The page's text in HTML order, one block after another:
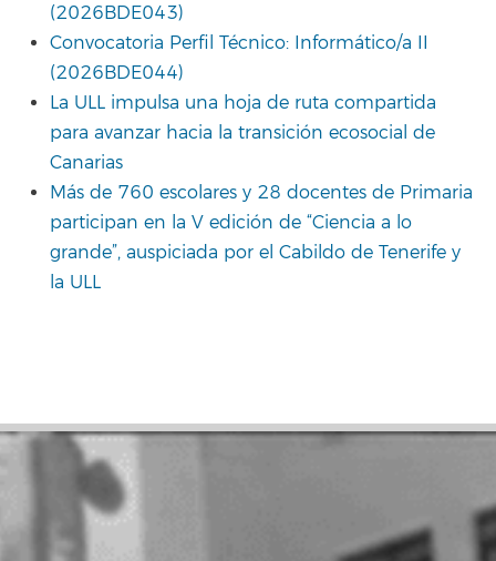
(2026BDE043)
Convocatoria Perfil Técnico: Informático/a II
(2026BDE044)
La ULL impulsa una hoja de ruta compartida
para avanzar hacia la transición ecosocial de
Canarias
Más de 760 escolares y 28 docentes de Primaria
participan en la V edición de “Ciencia a lo
grande”, auspiciada por el Cabildo de Tenerife y
la ULL